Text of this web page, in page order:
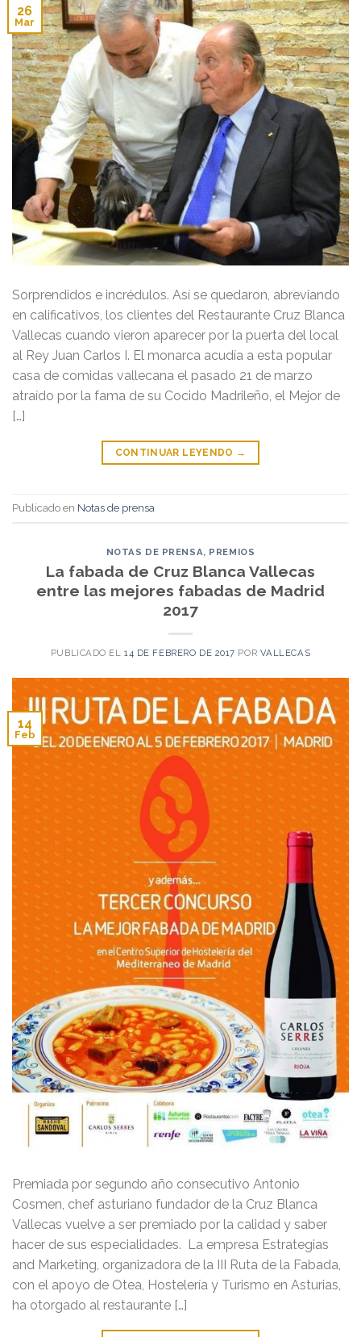
26
Mar
Sorprendidos e incrédulos. Así se quedaron, abreviando
en calificativos, los clientes del Restaurante Cruz Blanca
Vallecas cuando vieron aparecer por la puerta del local
al Rey Juan Carlos I. El monarca acudía a esta popular
casa de comidas vallecana el pasado 21 de marzo
atraído por la fama de su Cocido Madrileño, el Mejor de
[…]
CONTINUAR LEYENDO →
Publicado en Notas de prensa
NOTAS DE PRENSA, PREMIOS
La fabada de Cruz Blanca Vallecas
entre las mejores fabadas de Madrid
2017
PUBLICADO EL14 DE FEBRERO DE 2017 POR VALLECAS
14
Feb
Premiada por segundo año consecutivo Antonio
Cosmen, chef asturiano fundador de la Cruz Blanca
Vallecas vuelve a ser premiado por la calidad y saber
hacer de sus especialidades. La empresa Estrategias
and Marketing, organizadora de la III Ruta de la Fabada,
con el apoyo de Otea, Hostelería y Turismo en Asturias,
ha otorgado al restaurante […]